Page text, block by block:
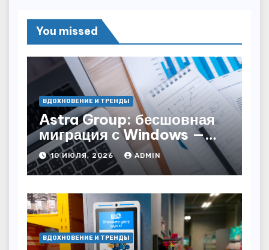
You missed
ВДОХНОВЕНИЕ И ТРЕНДЫ
Astra Group: бесшовная
миграция с Windows —
как сохранить бизнес-
непрерывность
10 ИЮЛЯ, 2026 ADMIN
ВДОХНОВЕНИЕ И ТРЕНДЫ